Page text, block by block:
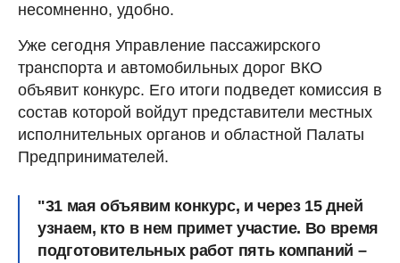
несомненно, удобно.
Уже сегодня Управление пассажирского
транспорта и автомобильных дорог ВКО
объявит конкурс. Его итоги подведет комиссия в
состав которой войдут представители местных
исполнительных органов и областной Палаты
Предпринимателей.
"31 мая объявим конкурс, и через 15 дней
узнаем, кто в нем примет участие. Во время
подготовительных работ пять компаний –